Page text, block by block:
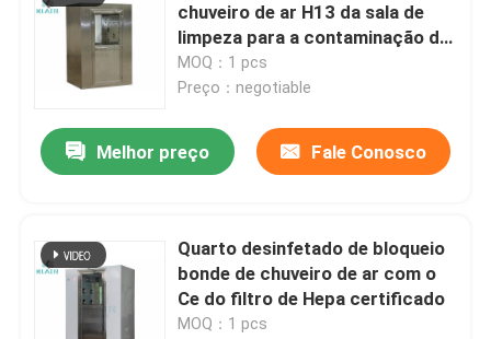
Produtos
Sobre nós
chuveiro de ar H13 da sala de
limpeza para a contaminação de
partícula ínfima
MOQ：1 pcs
Preço：negotiable
Melhor preço Fale Conosco
Quarto desinfetado de bloqueio
bonde de chuveiro de ar com o
Ce do filtro de Hepa certificado
MOQ：1 pcs